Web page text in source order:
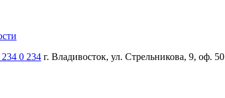
0 234 г. Владивосток, ул. Стрельникова, 9, оф. 50